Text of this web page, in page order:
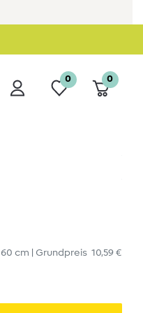
0 0
cm | Grundpreis 10,59 €